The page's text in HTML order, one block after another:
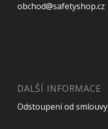
obchod@safetyshop.cz
DALŠÍ INFORMACE
Odstoupení od smlouvy